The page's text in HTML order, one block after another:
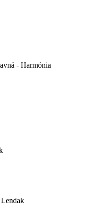
- Harmónia